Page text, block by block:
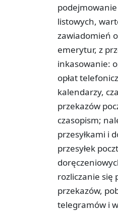
listowych,
zawiadomień
emerytur, z
inkasowanie:
opłat
kalendarzy,
przekazów
czasopism;
przesyłkami i
przesyłek
rozliczanie się
przekazów,
telegramów i